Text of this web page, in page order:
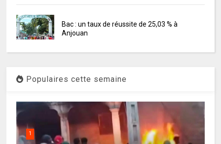
Bac : un taux de réussite de 25,03 % à
Anjouan
Populaires cette semaine
1